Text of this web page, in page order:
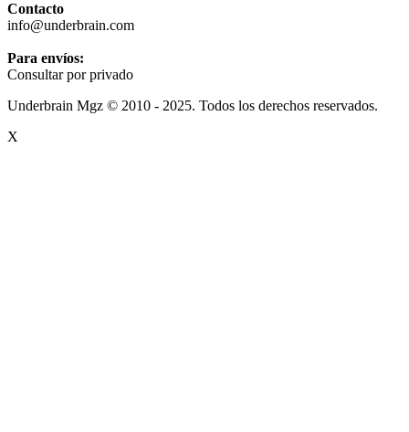
Contacto
info@underbrain.com
Para envíos:
Consultar por privado
Underbrain Mgz © 2010 - 2025. Todos los derechos reservados.
X